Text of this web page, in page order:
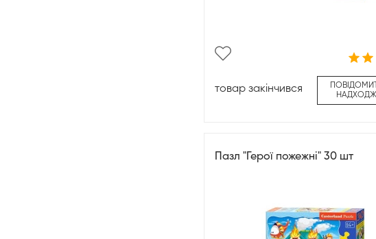
товар закінчився
Пазл "Герої пожежні" 30 шт